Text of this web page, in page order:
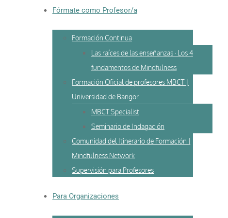
Fórmate como Profesor/a
Formación Continua
Las raíces de las enseñanzas · Los 4
fundamentos de Mindfulness
Formación Oficial de profesores MBCT |
Universidad de Bangor
MBCT Specialist
Seminario de Indagación
Comunidad del Itinerario de Formación |
Mindfulness Network
Supervisión para Profesores
Para Organizaciones